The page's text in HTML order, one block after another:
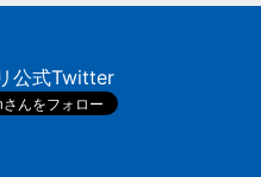
公式Twitter